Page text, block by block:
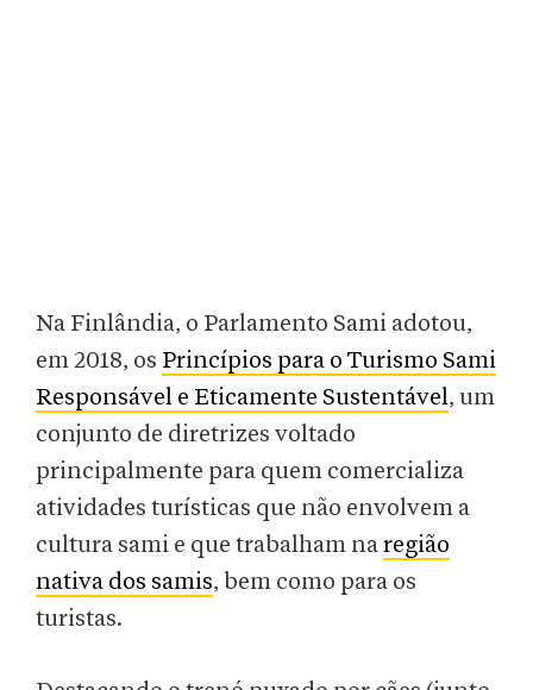
Na Finlândia, o Parlamento Sami adotou,
em 2018, os Princípios para o Turismo Sami
Responsável e Eticamente Sustentável, um
conjunto de diretrizes voltado
principalmente para quem comercializa
atividades turísticas que não envolvem a
cultura sami e que trabalham naregião
nativa dos samis, bem como para os
turistas.